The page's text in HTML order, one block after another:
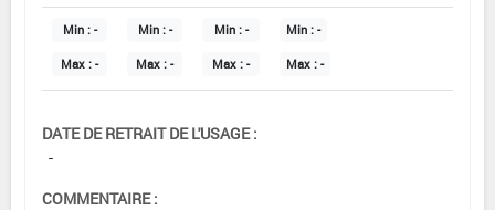
Min : -
Max : -
Min : -
Max : -
Min : -
Max : -
Min : -
Max : -
DATE DE RETRAIT DE L'USAGE :
-
COMMENTAIRE :